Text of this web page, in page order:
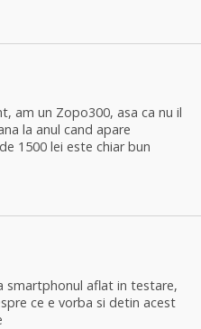
am un Zopo300, asa ca nu il
la anul cand apare
1500 lei este chiar bun
smartphonul aflat in testare,
ce e vorba si detin acest